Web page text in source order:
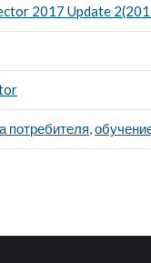
2017 Update
потребителя,